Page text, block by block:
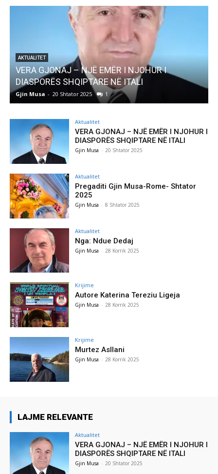
AKTUALITET
Pregaditi Gjin Musa-Rome- Shtator 2025
Gjin Musa - 8 Shtator 2025 0
Aktualitet
VERA GJONAJ – NJË EMËR I NJOHUR I
DIASPORËS SHQIPTARE NË ITALI
Gjin Musa - 20 Shtator 2025
Aktualitet
Pregaditi Gjin Musa-Rome- Shtator
2025
Gjin Musa - 8 Shtator 2025
Aktualitet
Nga: Ndue Dedaj
Gjin Musa - 28 Korrik 2025
Krijime
Autore Katerina Tereziu Ligeja
Gjin Musa - 28 Korrik 2025
Krijime
Murtez Asllani
Gjin Musa - 28 Korrik 2025
LAJME RELEVANTE
Aktualitet
VERA GJONAJ – NJË EMËR I NJOHUR I
DIASPORËS SHQIPTARE NË ITALI
Gjin Musa - 20 Shtator 2025